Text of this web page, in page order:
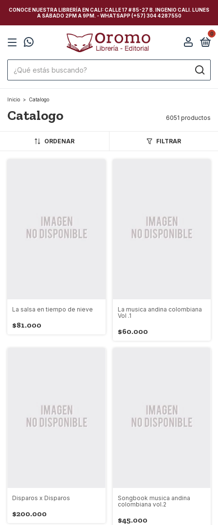
CONOCE NUESTRA LIBRERÍA EN CALI: CALLE 17 # 85-27 B. INGENIO CALI. LUNES
A SÁBADO 2PM A 9PM. - WHATSAPP (+57) 304 4287550
0
Inicio > Catalogo
Catalogo 6051 productos
ORDENAR FILTRAR
La salsa en tiempo de nieve
$81.000
La musica andina colombiana
Vol .1
$60.000
Disparos x Disparos
$200.000
Songbook musica andina
colombiana vol.2
$45.000